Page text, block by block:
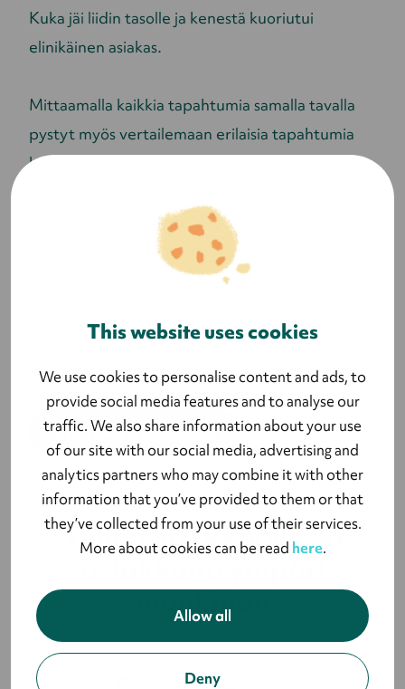
This website uses cookies
We use cookies to personalise content and ads, to
provide social media features and to analyse our
traffic. We also share information about your use
of our site with our social media, advertising and
analytics partners who may combine it with other
information that you’ve provided to them or that
they’ve collected from your use of their services.
More about cookies can be read here.
Allow all
Deny
Kuka jäi liidin tasolle ja kenestä kuoriutui
elinikäinen asiakas.
Mittaamalla kaikkia tapahtumia samalla tavalla
pystyt myös vertailemaan erilaisia tapahtumia
keskenään. Mitkä tapahtumat toimivat ja mitä
palautetta Lyytin Experience Value Scoren
(EVS) avulla. Korkean vastausprosentin omaava
kyselytyökalu on jokaisen tapahtumajärjestäjän
Jäikö jotain kysyttävää Lyytistä tai tapahtumista?
Ota yhteyttä myyntiin
Tuhansia tyytyväisiä
maailman